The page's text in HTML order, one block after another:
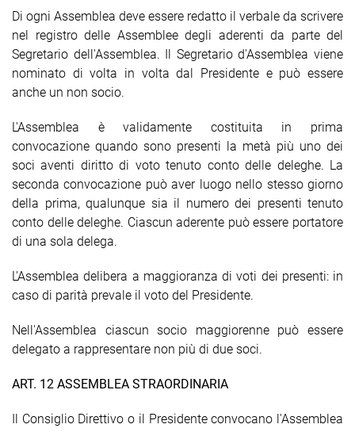
Di ogni Assemblea deve essere redatto il verbale da scrivere
nel registro delle Assemblee degli aderenti da parte del
Segretario dell'Assemblea. Il Segretario d'Assemblea viene
nominato di volta in volta dal Presidente e può essere
anche un non socio.
L'Assemblea è validamente costituita in prima
convocazione quando sono presenti la metà più uno dei
soci aventi diritto di voto tenuto conto delle deleghe. La
seconda convocazione può aver luogo nello stesso giorno
della prima, qualunque sia il numero dei presenti tenuto
conto delle deleghe. Ciascun aderente può essere portatore
di una sola delega.
L'Assemblea delibera a maggioranza di voti dei presenti: in
caso di parità prevale il voto del Presidente.
Nell'Assemblea ciascun socio maggiorenne può essere
delegato a rappresentare non più di due soci.
ART. 12 ASSEMBLEA STRAORDINARIA
Il Consiglio Direttivo o il Presidente convocano l'Assemblea